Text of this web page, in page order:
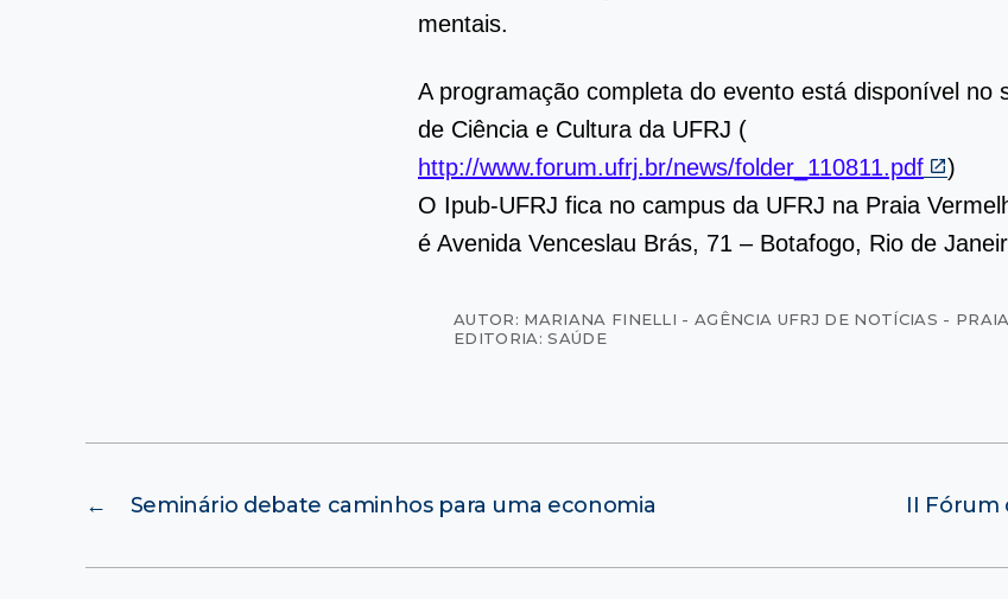
mentais.
A programação completa do evento está disponível no
de Ciência e Cultura da UFRJ (
http://www.forum.ufrj.br/news/folder_110811.pdf
)
O Ipub-UFRJ fica no campus da UFRJ na Praia
é Avenida Venceslau Brás, 71 – Botafogo, Rio de
AUTOR: MARIANA FINELLI - AGÊNCIA UFRJ DE NOTÍCIAS -
EDITORIA: SAÚDE
← Seminário debate caminhos para uma economia II Fórum